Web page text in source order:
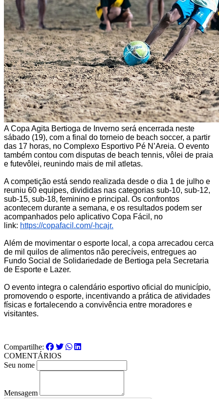
A Copa Agita Bertioga de Inverno será encerrada neste
sábado (19), com a final do torneio de beach soccer, a partir
das 17 horas, no Complexo Esportivo Pé N’Areia. O evento
também contou com disputas de beach tennis, vôlei de praia
e futevôlei, reunindo mais de mil atletas.
A competição está sendo realizada desde o dia 1 de julho e
reuniu 60 equipes, divididas nas categorias sub‑10, sub‑12,
sub‑15, sub‑18, feminino e principal. Os confrontos
acontecem durante a semana, e os resultados podem ser
acompanhados pelo aplicativo Copa Fácil, no
link: https://copafacil.com/-hcajr.
Além de movimentar o esporte local, a copa arrecadou cerca
de mil quilos de alimentos não perecíveis, entregues ao
Fundo Social de Solidariedade de Bertioga pela Secretaria
de Esporte e Lazer.
O evento integra o calendário esportivo oficial do município,
promovendo o esporte, incentivando a prática de atividades
físicas e fortalecendo a convivência entre moradores e
visitantes.
Compartilhe:
COMENTÁRIOS
Seu nome
Mensagem